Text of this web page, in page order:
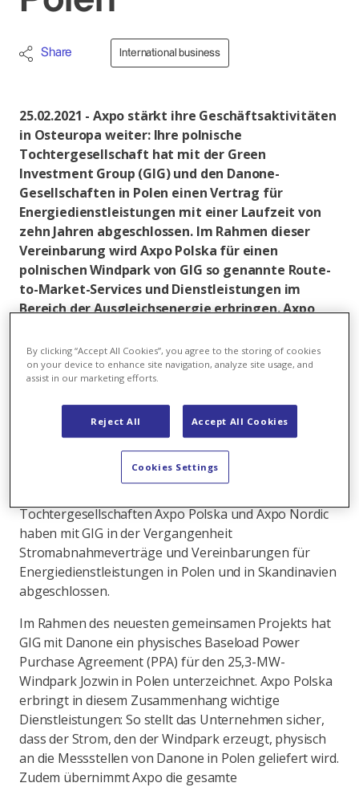
Share International business
25.02.2021 - Axpo stärkt ihre Geschäftsaktivitäten
in Osteuropa weiter: Ihre polnische
Tochtergesellschaft hat mit der Green
Investment Group (GIG) und den Danone-
Gesellschaften in Polen einen Vertrag für
Energiedienstleistungen mit einer Laufzeit von
zehn Jahren abgeschlossen. Im Rahmen dieser
Vereinbarung wird Axpo Polska für einen
polnischen Windpark von GIG so genannte Route-
to-Market-Services und Dienstleistungen im
Bereich der Ausgleichsenergie erbringen. Axpo
Danone. Damit stellt Axpo Polska ihre Fähigkeit
unter Beweis, eine Schlüsselrolle bei komplexen
physischen Corporate-PPA-Strukturen im
polnischen Markt zu spielen.
Mit der britischen Green Investment Group, einem der
führenden Investoren in erneuerbare Energien in
Europa, arbeitet die Axpo Gruppe international
Tochtergesellschaften Axpo Polska und Axpo Nordic
haben mit GIG in der Vergangenheit
Stromabnahmeverträge und Vereinbarungen für
Energiedienstleistungen in Polen und in Skandinavien
abgeschlossen.
Im Rahmen des neuesten gemeinsamen Projekts hat
GIG mit Danone ein physisches Baseload Power
Purchase Agreement (PPA) für den 25,3-MW-
Windpark Jozwin in Polen unterzeichnet. Axpo Polska
erbringt in diesem Zusammenhang wichtige
Dienstleistungen: So stellt das Unternehmen sicher,
dass der Strom, den der Windpark erzeugt, physisch
an die Messstellen von Danone in Polen geliefert wird.
Zudem übernimmt Axpo die gesamte
By clicking “Accept All Cookies”, you agree to the storing of cookies
on your device to enhance site navigation, analyze site usage, and
assist in our marketing efforts.
Reject All Accept All Cookies
Cookies Settings